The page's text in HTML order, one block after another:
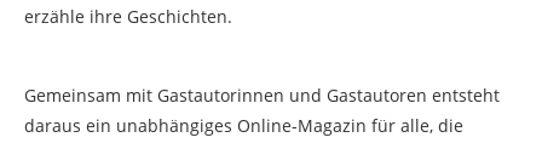
erzähle ihre Geschichten.
Gemeinsam mit Gastautorinnen und Gastautoren entsteht
daraus ein unabhängiges Online-Magazin für alle, die